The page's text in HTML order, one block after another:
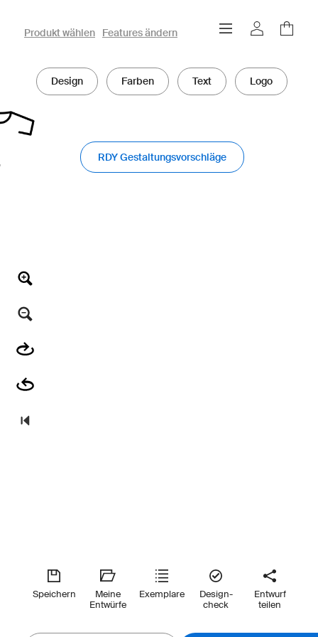
owayo 3D-Konfigurator
Produkt wählen Features ändern
Design Farben Text Logo
RDY Gestaltungsvorschläge
Speichern
Meine
Entwürfe
Exemplare
Design-
check
Entwurf
teilen